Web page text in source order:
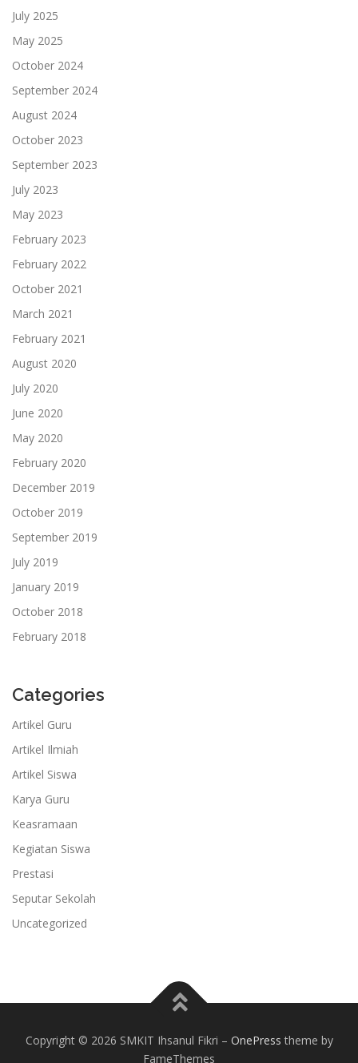
July 2025
May 2025
October 2024
September 2024
August 2024
October 2023
September 2023
July 2023
May 2023
February 2023
February 2022
October 2021
March 2021
February 2021
August 2020
July 2020
June 2020
May 2020
February 2020
December 2019
October 2019
September 2019
July 2019
January 2019
October 2018
February 2018
Categories
Artikel Guru
Artikel Ilmiah
Artikel Siswa
Karya Guru
Keasramaan
Kegiatan Siswa
Prestasi
Seputar Sekolah
Uncategorized
Copyright © 2026 SMKIT Ihsanul Fikri – OnePress theme by
FameThemes